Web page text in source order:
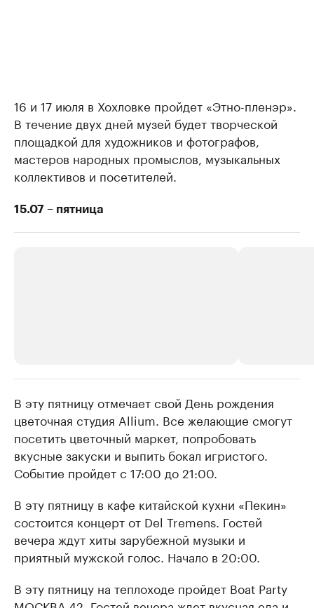
16 и 17 июля в Хохловке пройдет «Этно-пленэр».
В течение двух дней музей будет творческой
площадкой для художников и фотографов,
мастеров народных промыслов, музыкальных
коллективов и посетителей.
15.07 – пятница
Крупные организации в
нефтегазовой промышленности
Найдите и проверьте данные в каталоге Посмотрите
В эту пятницу отмечает свой День рождения
цветочная студия Allium. Все желающие смогут
посетить цветочный маркет, попробовать
вкусные закуски и выпить бокал игристого.
Событие пройдет с 17:00 до 21:00.
В эту пятницу в кафе китайской кухни «Пекин»
состоится концерт от Del Tremens. Гостей
вечера ждут хиты зарубежной музыки и
приятный мужской голос. Начало в 20:00.
В эту пятницу на теплоходе пройдет Boat Party